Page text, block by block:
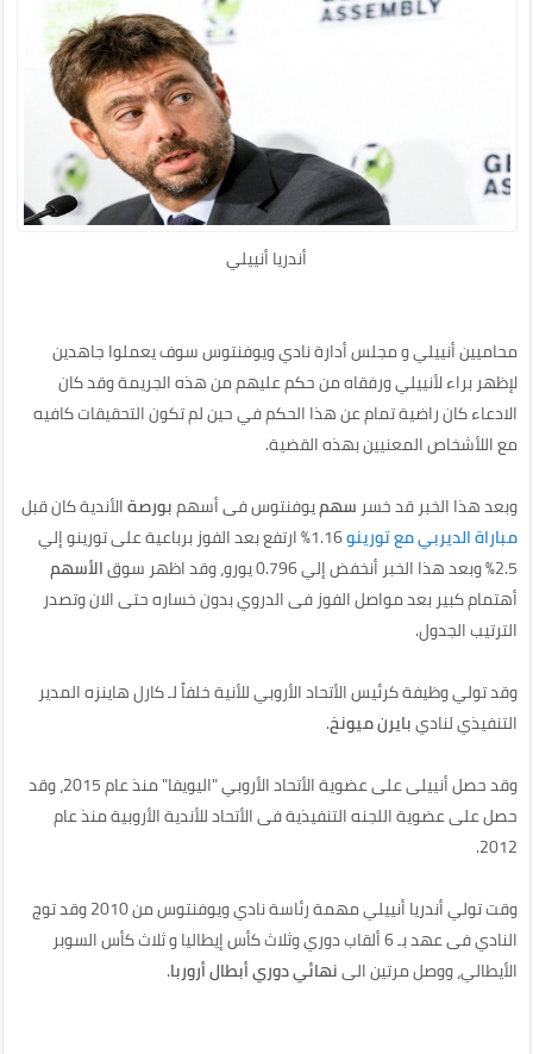
أندريا أنييلي
محاميين أنييلي و مجلس أدارة نادي ويوفنتوس سوف يعملوا جاهدين
لإظهر براء لأنييلي ورفقاه من حكم عليهم من هذه الجريمة وقد كان
الادعاء كان راضية تمام عن هذا الحكم في حين لم تكون التحقيقات كافيه
مع اللأشخاص المعنيين بهذه القضية.
وبعد هذا الخبر قد خسر سهميوفنتوس فى أسهمبورصةالأندية كان قبل
مباراة الديربي مع تورينو
1.16% ارتفع بعد الفوز برباعية على تورينو إلي
2.5% وبعد هذا الخبر أنخفض إلي 0.796 يورو، وقد اظهر سوق
الأسهم
أهتمام كبير بعد مواصل الفوز فى الدروي بدون خساره حتى الان وتصدر
الترتيب الجدول.
وقد تولي وظيفة كرئيس الأتحاد الأروبي للأنية خلفاً لـ كارل هاينزه المدير
التنفيذي لناديبايرن ميونخ.
وقد حصل أنييلى على عضوية الأتحاد الأروبي "اليويفا" منذ عام 2015، وقد
حصل على عضوية اللجنه التنفيذية فى الأتحاد للأندية الأروبية منذ عام
2012.
وقت تولي أندريا أنييلي مهمة رئاسة نادي ويوفنتوس من 2010 وقد توج
النادي فى عهد بـ 6 ألقاب دوري وثلاث كأس إيطاليا و ثلاث كأس السوبر
الأيطالي، ووصل مرتين الىنهائي دوري أبطال أروربا.